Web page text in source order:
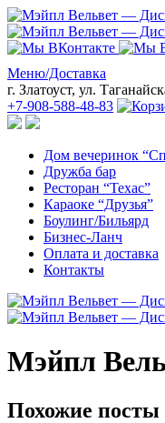
Меню/Доставка
г. Златоуст, ул.
+7-908-588-48-83
Дом вечеринок
Дружба бар
Ресторан “Техас”
Караоке “Друзья”
Боулинг/Бильярд
Бизнес-Ланч
Оплата и доставка
Контакты
Мэйпл
Похожие посты